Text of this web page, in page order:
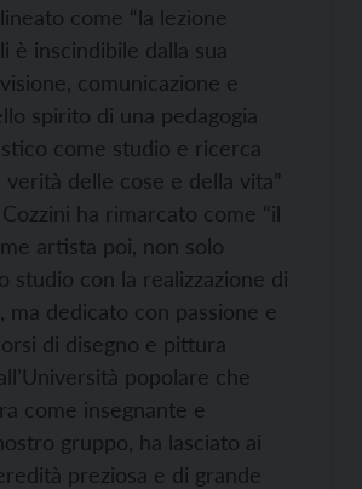
come “la lezione
è inscindibile dalla sua
comunicazione e
spirito di una pedagogia
come studio e ricerca
verità delle cose e della vita”
ha rimarcato come “il
artista poi, non solo
studio con la realizzazione di
ma dedicato con passione e
di disegno e pittura
popolare che
come insegnante e
gruppo, ha lasciato ai
preziosa e di grande